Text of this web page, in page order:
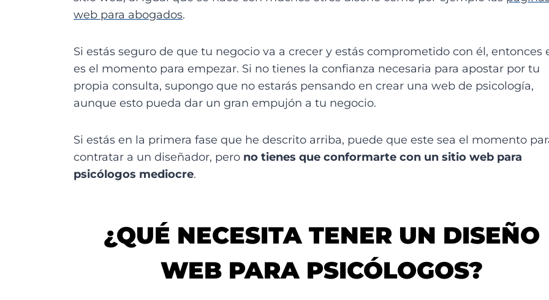
web para abogados.
Si estás seguro de que tu negocio va a crecer y estás comprometido con él, entonces
es el momento para empezar. Si no tienes la confianza necesaria para apostar por tu
propia consulta, supongo que no estarás pensando en crear una web de psicología,
aunque esto pueda dar un gran empujón a tu negocio.
Si estás en la primera fase que he descrito arriba, puede que este sea el momento
contratar a un diseñador, pero no tienes que conformarte con un sitio web para
psicólogos mediocre.
¿QUÉ NECESITA TENER UN DISEÑO
WEB PARA PSICÓLOGOS?